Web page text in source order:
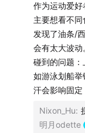
▍Part 2 体验
戴了动态血
之前吃的早
己的早餐。
吃一块糖没
作为运动爱好
主要想看不同
发现了油条/
会有太大波动
碰到的问题
如游泳划船
汗会影响固定
Nixon_Hu:
明月odette